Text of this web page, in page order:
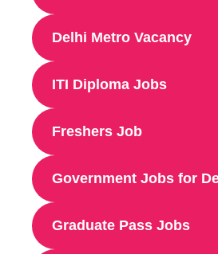
Delhi Metro Vacancy
ITI Diploma Jobs
Freshers Job
Government Jobs for
Graduate Pass Jobs